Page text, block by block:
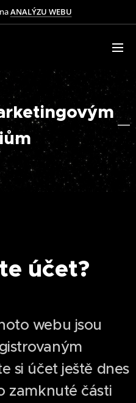
ANALÝZU WEBU
účet?
webu jsou
si účet ještě dnes
zamknuté části